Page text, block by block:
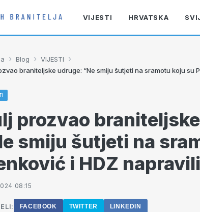
VIJESTI HRVATSKA
› Blog › VIJESTI ›
braniteljske udruge: “Ne smiju šutjeti na sramotu koju su
prozvao
smiju šutjeti na
i HDZ
08:15
FACEBOOK TWITTER LINKEDIN